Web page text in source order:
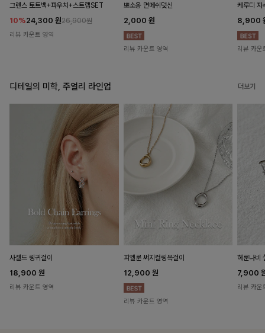
그렌스 토트백+파우치+스트랩SET
10%24,300 원26,900원
리뷰 카운트 영역
뽀소옹 면메쉬덧신
2,000 원
리뷰 카운트 영역
케루디 자
8,900
리뷰 카운
디테일의 미학, 주얼리 라인업 더보기
사셀드 링귀걸이
18,900 원
리뷰 카운트 영역
피엘룬 써지컬링목걸이
12,900 원
리뷰 카운트 영역
헤룬나비
7,900
리뷰 카운